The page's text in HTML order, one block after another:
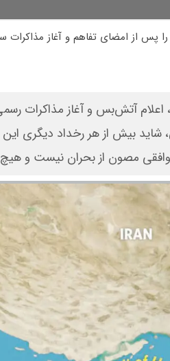
پس از امضای تفاهم و آغاز
آتش‌بس و آغاز مذاکرات
شاید بیش از هر رخداد دیگری
مصون از بحران نیست و